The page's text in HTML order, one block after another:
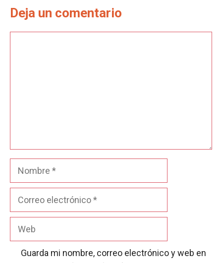
Deja un comentario
Nombre
Guarda mi nombre, correo electrónico y web en